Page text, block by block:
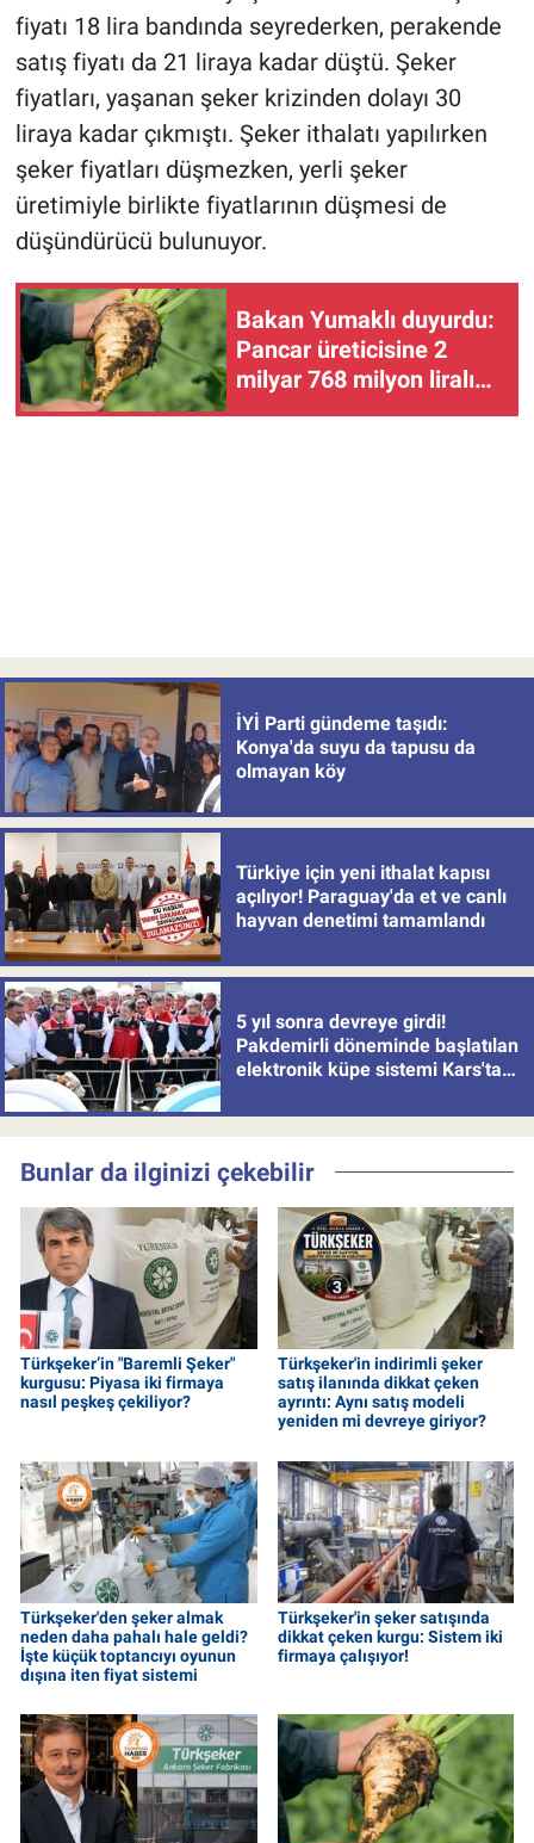
fiyatı 18 lira bandında seyrederken, perakende
satış fiyatı da 21 liraya kadar düştü. Şeker
fiyatları, yaşanan şeker krizinden dolayı 30
liraya kadar çıkmıştı. Şeker ithalatı yapılırken
şeker fiyatları düşmezken, yerli şeker
üretimiyle birlikte fiyatlarının düşmesi de
düşündürücü bulunuyor.
Bakan Yumaklı duyurdu:
Pancar üreticisine 2
milyar 768 milyon liralık
avans ödemesi
İYİ Parti gündeme taşıdı:
Konya'da suyu da tapusu da
olmayan köy
Türkiye için yeni ithalat kapısı
açılıyor! Paraguay'da et ve canlı
hayvan denetimi tamamlandı
5 yıl sonra devreye girdi!
Pakdemirli döneminde başlatılan
elektronik küpe sistemi Kars'tan
Bunlar da ilginizi çekebilir
Türkşeker’in "Baremli Şeker"
kurgusu: Piyasa iki firmaya
nasıl peşkeş çekiliyor?
Türkşeker'in indirimli şeker
satış ilanında dikkat çeken
ayrıntı: Aynı satış modeli
yeniden mi devreye giriyor?
Türkşeker'den şeker almak
neden daha pahalı hale geldi?
İşte küçük toptancıyı oyunun
dışına iten fiyat sistemi
Türkşeker'in şeker satışında
dikkat çeken kurgu: Sistem iki
firmaya çalışıyor!